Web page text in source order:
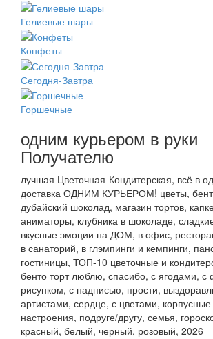
Гелиевые шары
Конфеты
Сегодня-Завтра
Горшечные
одним курьером в руки
Получателю
лучшая Цветочная-Кондитерская, всё в
доставка ОДНИМ КУРЬЕРОМ! цветы,
дубайский шоколад, магазин тортов,
аниматоры, клубника в шоколаде,
вкусные эмоции на ДОМ, в офис,
в санаторий, в глэмпинги и кемпинги,
гостиницы, ТОП-10 цветочные и
бенто торт люблю, спасибо, с ягодами, с
рисунком, с надписью, прости,
артистами, сердце, с цветами,
настроения, подруге/другу, семья,
красный, белый, черный, розовый, 2026